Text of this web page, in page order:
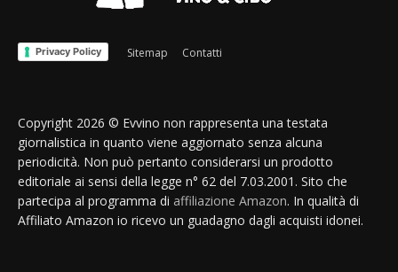
Privacy Policy Sitemap Contatti
Copyright 2026 © Evvino non rappresenta una testata
giornalistica in quanto viene aggiornato senza alcuna
periodicità. Non può pertanto considerarsi un prodotto
editoriale ai sensi della legge n° 62 del 7.03.2001. Sito che
partecipa al programma di affiliazione Amazon. In qualità di
Affiliato Amazon io ricevo un guadagno dagli acquisti idonei.